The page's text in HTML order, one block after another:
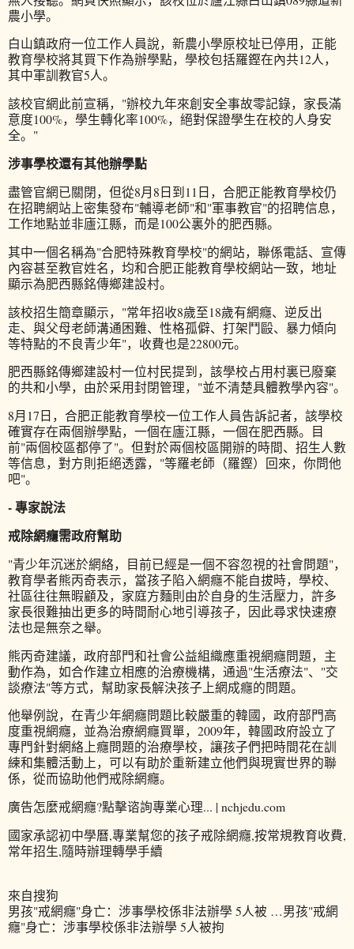
農小學。
白山鎮政府一位工作人員說，新農小學原校址已停用，正能
教育學校將其買下作為辦學點，學校包括羅鏗在內共12人，
其中軍訓教官5人。
該校官網此前宣稱，"辦校九年來創安全事故零記錄，家長滿
意度100%，學生轉化率100%，絕對保證學生在校的人身安
全。"
涉事學校還有其他辦學點
盡管官網已關閉，但從8月8日到11日，合肥正能教育學校仍
在招聘網站上密集發布"輔導老師"和"軍事教官"的招聘信息，
工作地點並非廬江縣，而是100公裏外的肥西縣。
其中一個名稱為"合肥特殊教育學校"的網站，聯係電話、宣傳
內容甚至教官姓名，均和合肥正能教育學校網站一致，地址
顯示為肥西縣銘傳鄉建設村。
該校招生簡章顯示，"常年招收8歲至18歲有網癮、逆反出
走、與父母老師溝通困難、性格孤僻、打架鬥毆、暴力傾向
等特點的不良青少年"，收費也是22800元。
肥西縣銘傳鄉建設村一位村民提到，該學校占用村裏已廢棄
的共和小學，由於采用封閉管理，"並不清楚具體教學內容"。
8月17日，合肥正能教育學校一位工作人員告訴記者，該學校
確實存在兩個辦學點，一個在廬江縣，一個在肥西縣。目
前"兩個校區都停了"。但對於兩個校區開辦的時間、招生人數
等信息，對方則拒絕透露，"等羅老師（羅鏗）回來，你問他
吧"。
- 專家說法
戒除網癮需政府幫助
"青少年沉迷於網絡，目前已經是一個不容忽視的社會問題"，
教育學者熊丙奇表示，當孩子陷入網癮不能自拔時，學校、
社區往往無暇顧及，家庭方麵則由於自身的生活壓力，許多
家長很難抽出更多的時間耐心地引導孩子，因此尋求快速療
法也是無奈之舉。
熊丙奇建議，政府部門和社會公益組織應重視網癮問題，主
動作為，如合作建立相應的治療機構，通過"生活療法"、"交
談療法"等方式，幫助家長解決孩子上網成癮的問題。
他舉例說，在青少年網癮問題比較嚴重的韓國，政府部門高
度重視網癮，並為治療網癮買單，2009年，韓國政府設立了
專門針對網絡上癮問題的治療學校，讓孩子們把時間花在訓
練和集體活動上，可以有助於重新建立他們與現實世界的聯
係，從而協助他們戒除網癮。
廣告怎麼戒網癮?點擊谘詢專業心理... | nchjedu.com
國家承認初中學曆,專業幫您的孩子戒除網癮,按常規教育收費,
常年招生,隨時辦理轉學手續
來自搜狗
男孩"戒網癮"身亡：涉事學校係非法辦學 5人被 …男孩"戒網
癮"身亡：涉事學校係非法辦學 5人被拘